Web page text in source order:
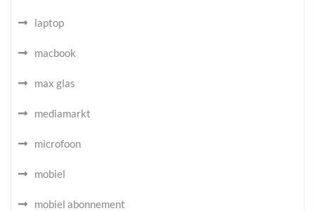
laptop
macbook
max glas
mediamarkt
microfoon
mobiel
mobiel abonnement